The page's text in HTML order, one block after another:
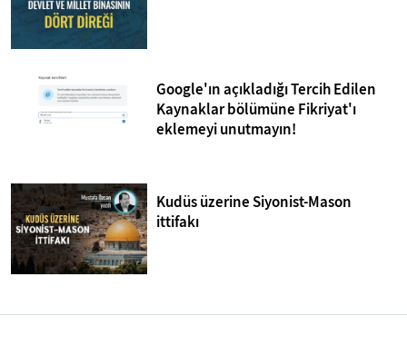
Google'ın açıkladığı Tercih Edilen
Kaynaklar bölümüne Fikriyat'ı
eklemeyi unutmayın!
Kudüs üzerine Siyonist-Mason
ittifakı